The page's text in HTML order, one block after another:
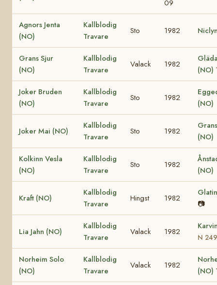
09
Agnors Jenta
(NO)
Kallblodig
Travare
Sto 1982
Grans Sjur
(NO)
Kallblodig
Travare
Valack 1982
(NO)
Joker Bruden
(NO)
Kallblodig
Travare
Sto 1982
(NO)
Joker Mai (NO)
Kallblodig
Travare
Sto 1982
(NO)
Kolkinn Vesla
(NO)
Kallblodig
Travare
Sto 1982
(NO)
Kraft (NO)
Kallblodig
Travare
Hingst 1982
📷
Lia Jahn (NO)
Kallblodig
Travare
Valack 1982
N
Norheim Solo
(NO)
Kallblodig
Travare
Valack 1982
(NO)